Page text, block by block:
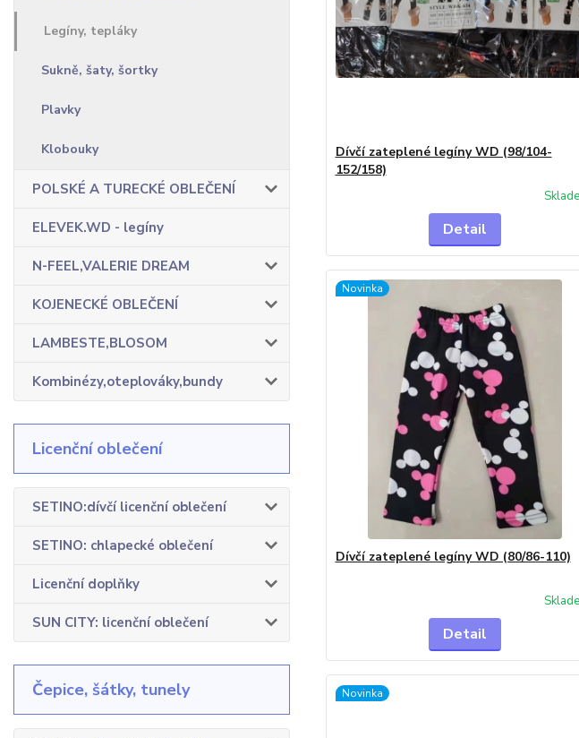
Legíny, tepláky
Sukně, šaty, šortky
Plavky
Klobouky
POLSKÉ A TURECKÉ OBLEČENÍ
ELEVEK.WD - legíny
N-FEEL,VALERIE DREAM
KOJENECKÉ OBLEČENÍ
LAMBESTE,BLOSOM
Kombinézy,oteplováky,bundy
Licenční oblečení
SETINO:dívčí licenční oblečení
SETINO: chlapecké oblečení
Licenční doplňky
SUN CITY: licenční oblečení
Čepice, šátky, tunely
Dívčí zateplené legíny WD (98/104-
152/158)
Detail
Novinka
Dívčí zateplené legíny WD (80/86-110)
Detail
Novinka